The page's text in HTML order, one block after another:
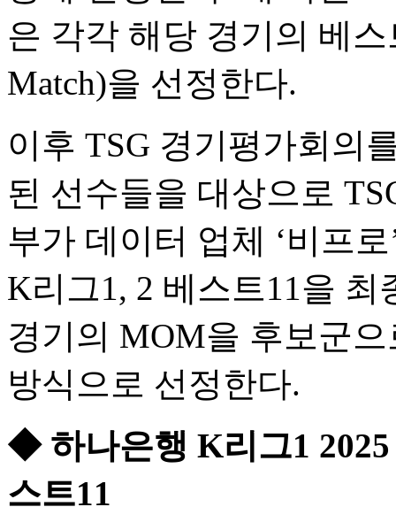
은 각각 해당 경기의 베
Match)을 선정한다.
이후 TSG 경기평가회의
된 선수들을 대상으로
부가 데이터 업체 ‘비프
K리그1, 2 베스트11을
경기의 MOM을 후보군
방식으로 선정한다.
◆ 하나은행 K리그1
스트11